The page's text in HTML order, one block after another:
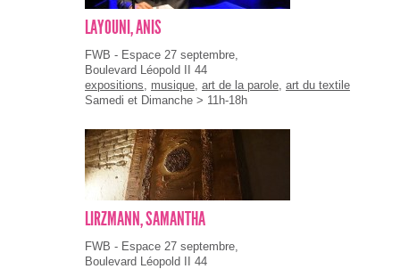
LAYOUNI, ANIS
FWB - Espace 27 septembre,
Boulevard Léopold II 44
expositions, musique, art de la parole, art du textile
Samedi et Dimanche > 11h-18h
LIRZMANN, SAMANTHA
FWB - Espace 27 septembre,
Boulevard Léopold II 44